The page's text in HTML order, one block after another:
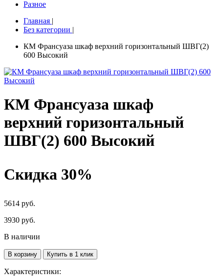
Разное
Главная |
Без категории |
КМ Франсуаза шкаф верхний горизонтальный ШВГ(2)
600 Высокий
КМ Франсуаза шкаф
верхний горизонтальный
ШВГ(2) 600 Высокий
Скидка 30%
5614 руб.
3930 руб.
В наличии
В корзину Купить в 1 клик
Характеристики: